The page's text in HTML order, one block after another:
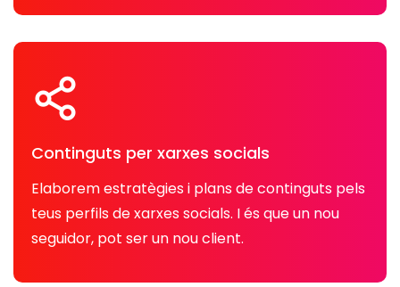
Continguts per xarxes socials
Elaborem estratègies i plans de continguts pels
teus perfils de xarxes socials. I és que un nou
seguidor, pot ser un nou client.